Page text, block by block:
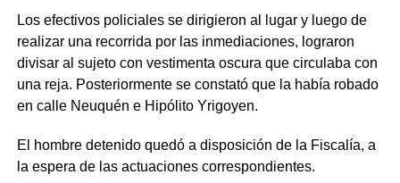
Los efectivos policiales se dirigieron al lugar y luego de
realizar una recorrida por las inmediaciones, lograron
divisar al sujeto con vestimenta oscura que circulaba con
una reja. Posteriormente se constató que la había robado
en calle Neuquén e Hipólito Yrigoyen.
El hombre detenido quedó a disposición de la Fiscalía, a
la espera de las actuaciones correspondientes.